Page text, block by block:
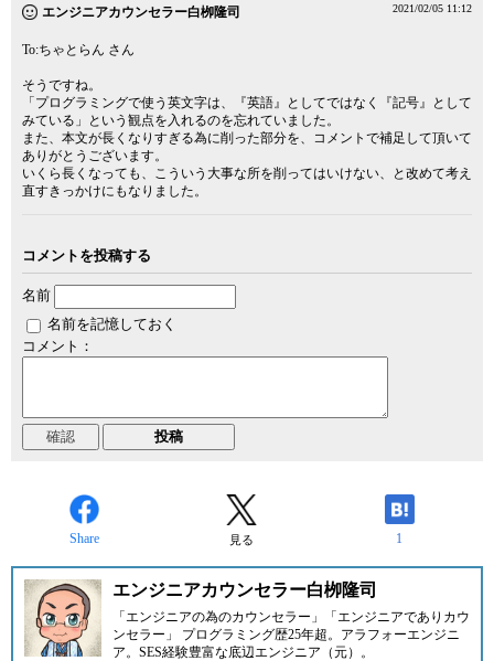
エンジニアカウンセラー白栁隆司 2021/02/05 11:12
To:ちゃとらん さん
そうですね。
「プログラミングで使う英文字は、『英語』としてではなく『記号』として
みている」という観点を入れるのを忘れていました。
また、本文が長くなりすぎる為に削った部分を、コメントで補足して頂いて
ありがとうございます。
いくら長くなっても、こういう大事な所を削ってはいけない、と改めて考え
直すきっかけにもなりました。
コメントを投稿する
名前
名前を記憶しておく
コメント：
Share 見る 1
エンジニアカウンセラー白栁隆司
「エンジニアの為のカウンセラー」「エンジニアでありカウ
ンセラー」 プログラミング歴25年超。アラフォーエンジニ
ア。SES経験豊富な底辺エンジニア（元）。